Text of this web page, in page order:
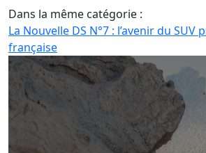
Dans la même catégorie :
La Nouvelle DS N°7 : l’avenir du SUV
française